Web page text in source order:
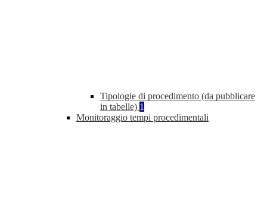
Tipologie di procedimento (da pubblicare
in tabelle) 1
Monitoraggio tempi procedimentali